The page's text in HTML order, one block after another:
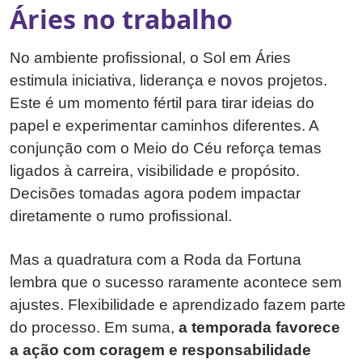
Áries no trabalho
No ambiente profissional, o Sol em Áries
estimula iniciativa, liderança e novos projetos.
Este é um momento fértil para tirar ideias do
papel e experimentar caminhos diferentes. A
conjunção com o Meio do Céu reforça temas
ligados à carreira, visibilidade e propósito.
Decisões tomadas agora podem impactar
diretamente o rumo profissional.
Mas a quadratura com a Roda da Fortuna
lembra que o sucesso raramente acontece sem
ajustes. Flexibilidade e aprendizado fazem parte
do processo. Em suma, a temporada favorece
a ação com coragem e responsabilidade